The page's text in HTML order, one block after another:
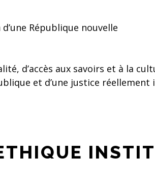
République nouvelle
d’accès aux savoirs et à la
et d’une justice réellement